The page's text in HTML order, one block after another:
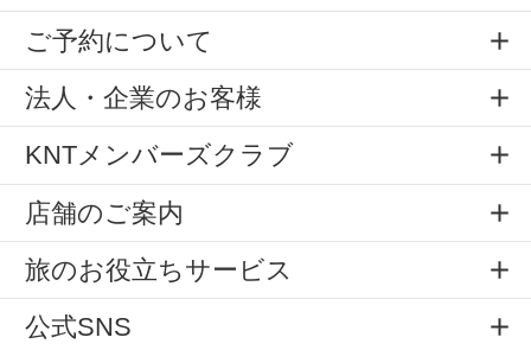
ご予約について
法人・企業のお客様
KNTメンバーズクラブ
店舗のご案内
旅のお役立ちサービス
公式SNS